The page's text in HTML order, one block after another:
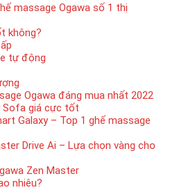
massage Ogawa số 1 thị
không?
tự động
Ogawa đáng mua nhất 2022
Sofa giá cực tốt
Galaxy – Top 1 ghế massage
Drive Ai – Lựa chọn vàng cho
Zen Master
nhiêu?